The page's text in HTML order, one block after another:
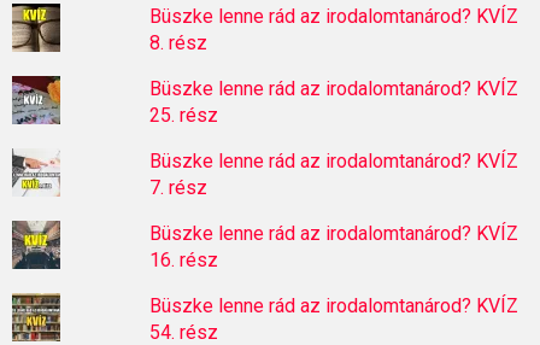
Büszke lenne rád az irodalomtanárod? KVÍZ
8. rész
Büszke lenne rád az irodalomtanárod? KVÍZ
25. rész
Büszke lenne rád az irodalomtanárod? KVÍZ
7. rész
Büszke lenne rád az irodalomtanárod? KVÍZ
16. rész
Büszke lenne rád az irodalomtanárod? KVÍZ
54. rész